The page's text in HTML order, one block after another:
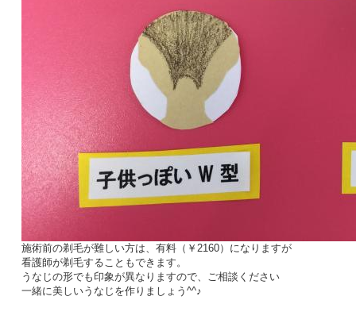
施術前の剃毛が難しい方は、有料（￥2160）になりますが
看護師が剃毛することもできます。
うなじの形でも印象が異なりますので、ご相談ください
一緒に美しいうなじを作りましょう^^♪